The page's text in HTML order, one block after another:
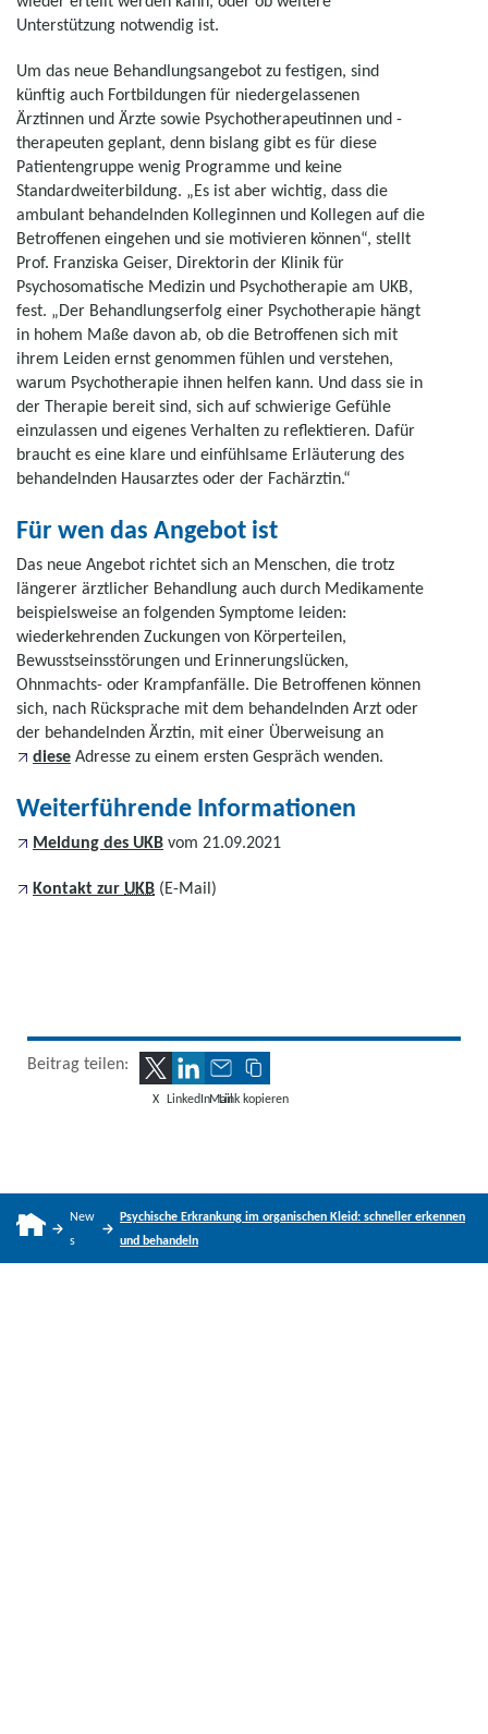
Unterstützung notwendig ist.
Um das neue Behandlungsangebot zu festigen, sind
künftig auch Fortbildungen für niedergelassenen
Ärztinnen und Ärzte sowie Psychotherapeutinnen und -
therapeuten geplant, denn bislang gibt es für diese
Patientengruppe wenig Programme und keine
Standardweiterbildung. „Es ist aber wichtig, dass die
ambulant behandelnden Kolleginnen und Kollegen auf die
Betroffenen eingehen und sie motivieren können“, stellt
Prof. Franziska Geiser, Direktorin der Klinik für
Psychosomatische Medizin und Psychotherapie am UKB,
fest. „Der Behandlungserfolg einer Psychotherapie hängt
in hohem Maße davon ab, ob die Betroffenen sich mit
ihrem Leiden ernst genommen fühlen und verstehen,
warum Psychotherapie ihnen helfen kann. Und dass sie in
der Therapie bereit sind, sich auf schwierige Gefühle
einzulassen und eigenes Verhalten zu reflektieren. Dafür
braucht es eine klare und einfühlsame Erläuterung des
behandelnden Hausarztes oder der Fachärztin.“
Für wen das Angebot ist
Das neue Angebot richtet sich an Menschen, die trotz
längerer ärztlicher Behandlung auch durch Medikamente
beispielsweise an folgenden Symptome leiden:
wiederkehrenden Zuckungen von Körperteilen,
Bewusstseinsstörungen und Erinnerungslücken,
Ohnmachts- oder Krampfanfälle. Die Betroffenen können
sich, nach Rücksprache mit dem behandelnden Arzt oder
der behandelnden Ärztin, mit einer Überweisung an
diese Adresse zu einem ersten Gespräch wenden.
Weiterführende Informationen
Meldung des UKB vom 21.09.2021
Kontakt zur UKB (E-Mail)
Beitrag teilen:
X LinkedInMailLink kopieren
New
s
Psychische Erkrankung im organischen Kleid: schneller erkennen
und behandeln